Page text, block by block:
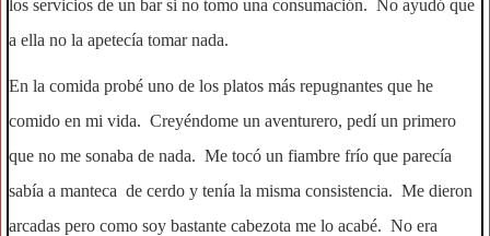
los servicios de un bar si no tomo una consumación. No ayudó que
a ella no la apetecía tomar nada.
En la comida probé uno de los platos más repugnantes que he
comido en mi vida. Creyéndome un aventurero, pedí un primero
que no me sonaba de nada. Me tocó un fiambre frío que parecía
sabía a manteca de cerdo y tenía la misma consistencia. Me dieron
arcadas pero como soy bastante cabezota me lo acabé. No era